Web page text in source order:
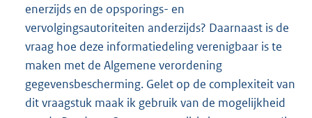
enerzijds en de opsporings- en
vervolgingsautoriteiten anderzijds? Daarnaast is de
vraag hoe deze informatiedeling verenigbaar is te
maken met de Algemene verordening
gegevensbescherming. Gelet op de complexiteit van
dit vraagstuk maak ik gebruik van de mogelijkheid